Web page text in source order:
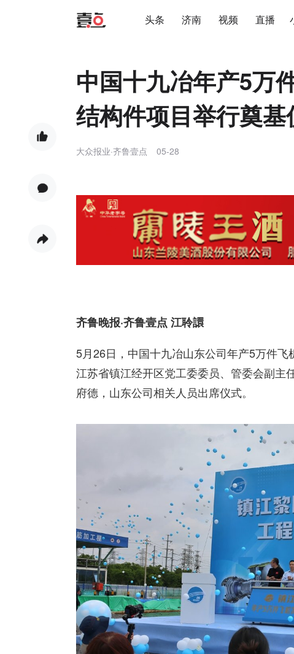
头条 济南 视频 直播
中国十九冶年产5万
结构件项目举行奠基
大众报业·齐鲁壹点 05-28
齐鲁晚报·齐鲁壹点 江聆譞
5月26日，中国十九冶山东公司年产5万件飞
江苏省镇江经开区党工委委员、管委会副主
府德，山东公司相关人员出席仪式。